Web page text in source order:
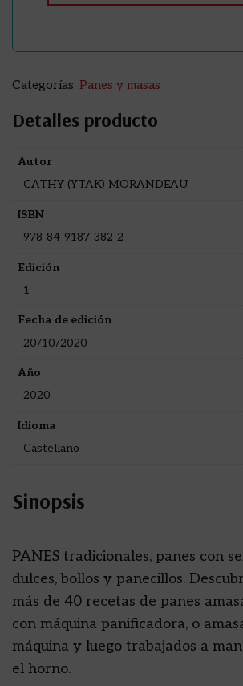
Categorías: Panes y masas
Detalles producto
Autor
CATHY (YTAK) MORANDEAU
ISBN
978-84-9187-382-2
Edición
1
Fecha de edición
20/10/2020
Año
2020
Idioma
Castellano
Sinopsis
PANES tradicionales, panes con
dulces, bollos y panecillos.
más de 40 recetas de panes
con máquina panificadora, o
máquina y luego trabajados a
el horno.